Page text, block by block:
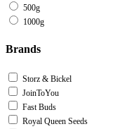
500g
1000g
Brands
Storz & Bickel
JoinToYou
Fast Buds
Royal Queen Seeds